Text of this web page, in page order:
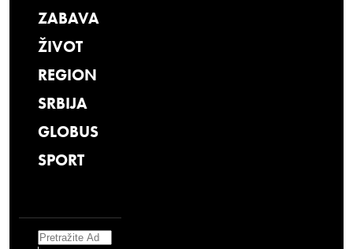
ZABAVA
ŽIVOT
REGION
SRBIJA
GLOBUS
SPORT
Search